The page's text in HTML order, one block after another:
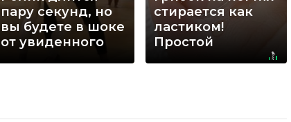
пару секунд, но
вы будете в шоке
от увиденного
стирается как
ластиком!
Простой
домашний метод